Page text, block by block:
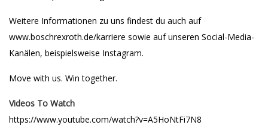
Weitere Informationen zu uns findest du auch auf
www.boschrexroth.de/karriere sowie auf unseren Social-Media-
Kanälen, beispielsweise Instagram.
Move with us. Win together.
Videos To Watch
https://www.youtube.com/watch?v=A5HoNtFi7N8